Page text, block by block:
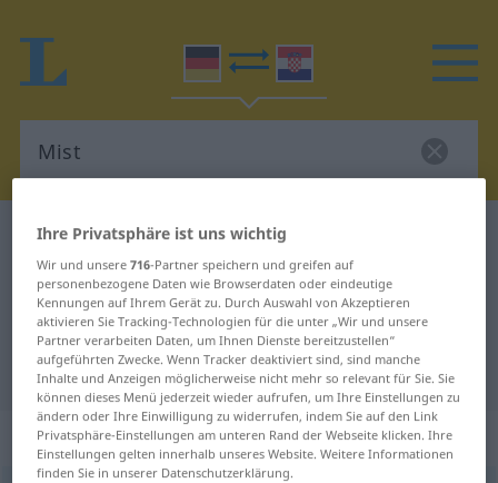
Deutsch-Kroatisch Wörterbuch
Deutsch-Kroatisch Übersetzung für
"Mist"
"Mist" Kroatisch Übersetzung
„Mist“: Maskulinum
Ihre Privatsphäre ist uns wichtig
Wir und unsere716-Partner speichern und greifen auf
personenbezogene Daten wie Browserdaten oder eindeutige
Kennungen auf Ihrem Gerät zu. Durch Auswahl von Akzeptieren
aktivieren Sie Tracking-Technologien für die unter „Wir und unsere
Partner verarbeiten Daten, um Ihnen Dienste bereitzustellen“
aufgeführten Zwecke. Wenn Tracker deaktiviert sind, sind manche
Inhalte und Anzeigen möglicherweise nicht mehr so relevant für Sie. Sie
können dieses Menü jederzeit wieder aufrufen, um Ihre Einstellungen zu
ändern oder Ihre Einwilligung zu widerrufen, indem Sie auf den Link
Privatsphäre-Einstellungen am unteren Rand der Webseite klicken. Ihre
Einstellungen gelten innerhalb unseres Website. Weitere Informationen
finden Sie in unserer Datenschutzerklärung.